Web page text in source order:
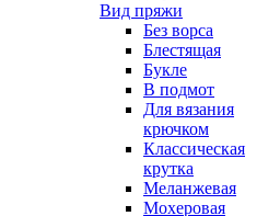
Вид пряжи
Без ворса
Блестящая
Букле
В подмот
Для вязания
крючком
Классическая
крутка
Меланжевая
Мохеровая